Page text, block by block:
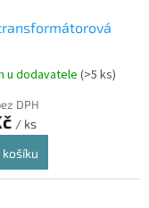
u dodavatele(>5 ks)
DPH
/ ks
košíku